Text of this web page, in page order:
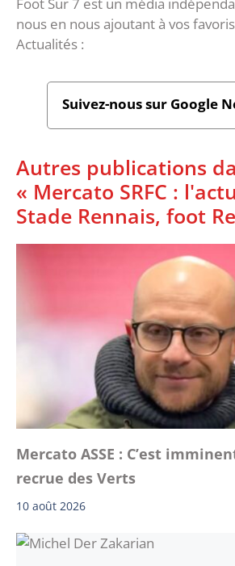
nous en nous ajoutant à vos
Actualités :
Suivez-nous sur Google
Autres publications
« Mercato SRFC :
Stade Rennais, foot
Mercato ASSE : C’est
recrue des Verts
10 août 2026